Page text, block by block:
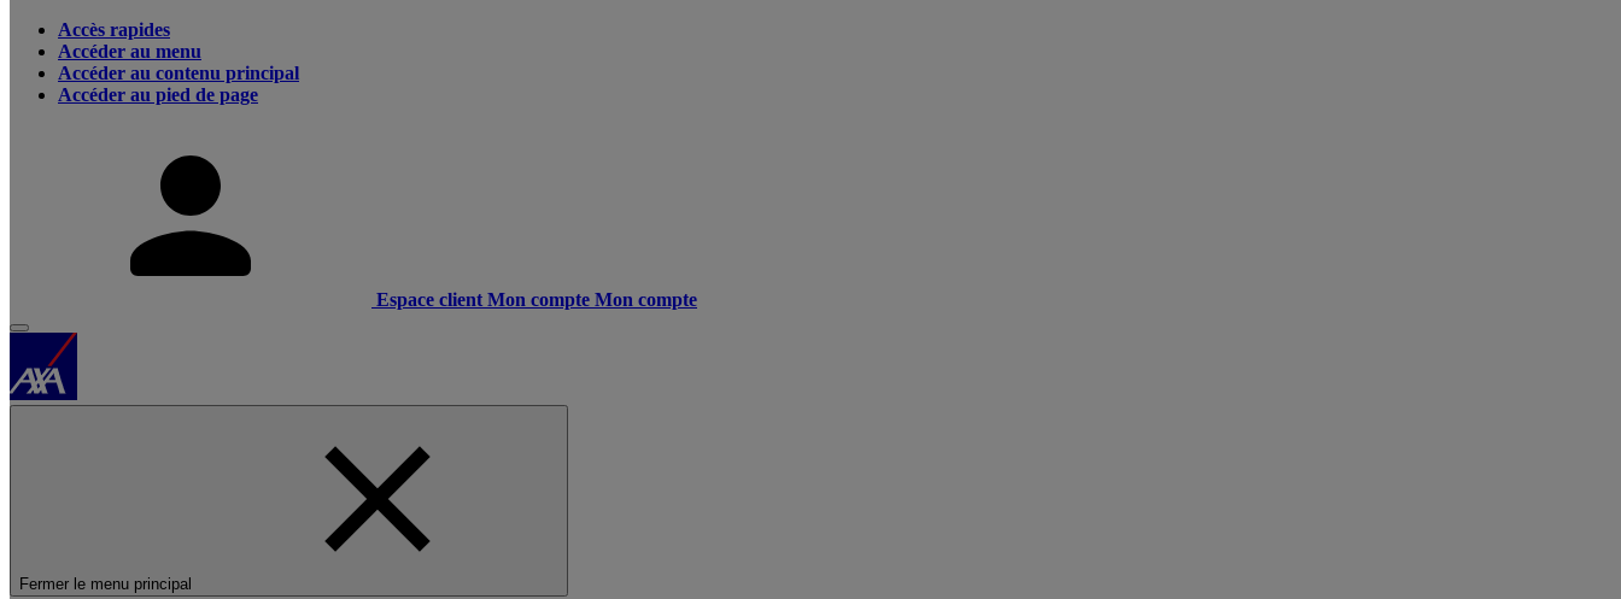
Accès rapides
Accéder au menu
Accéder au contenu principal
Accéder au pied de page
Espace client Mon compte Mon compte
Fermer le menu principal